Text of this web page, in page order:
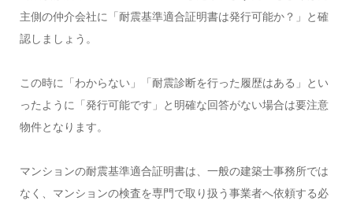
主側の仲介会社に「耐震基準適合証明書は発行可能か？」と確
認しましょう。
この時に「わからない」「耐震診断を行った履歴はある」とい
ったように「発行可能です」と明確な回答がない場合は要注意
物件となります。
マンションの耐震基準適合証明書は、一般の建築士事務所では
なく、マンションの検査を専門で取り扱う事業者へ依頼する必